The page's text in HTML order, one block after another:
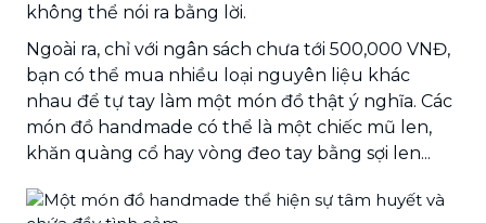
không thể nói ra bằng lời.
Ngoài ra, chỉ với ngân sách chưa tới 500,000 VNĐ,
bạn có thể mua nhiều loại nguyên liệu khác
nhau để tự tay làm một món đồ thật ý nghĩa. Các
món đồ handmade có thể là một chiếc mũ len,
khăn quàng cổ hay vòng đeo tay bằng sợi len...